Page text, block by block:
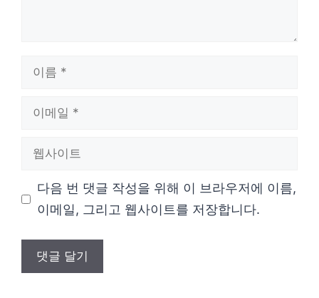
다음 번 댓글 작성을 위해 이 브라우저에 이름,
이메일, 그리고 웹사이트를 저장합니다.